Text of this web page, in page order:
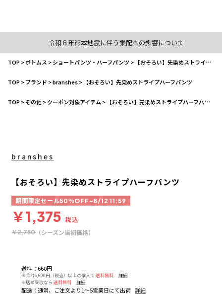
令和８年熊本地震に伴う集配への影響について
TOP>ボトムス >ショートパンツ・ハーフパンツ > 【おそろい】先染めストライプハーフパンツ
TOP>ブランド >branshes> 【おそろい】先染めストライプハーフパンツ
TOP>その他>クーポン対象アイテム > 【おそろい】先染めストライプハーフパンツ
送料 ： 660円
※合計6,600円（税込）以上の購入で 送料無料
詳細
※店頭受取なら 送料無料 詳細
配送 ：通常、ご注文より1～5営業日にて出荷 詳細
branshes
【おそろい】先染めストライプハーフパンツ
期間限定セール50％OFF~8/12 11:59
￥1,375 税込
￥2,750 （シーズン当初価格）